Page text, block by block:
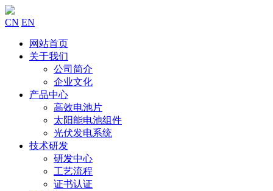
CN EN
网站首页
关于我们
公司简介
企业文化
产品中心
高效电池片
太阳能电池组件
光伏发电系统
技术研发
研发中心
工艺流程
证书认证